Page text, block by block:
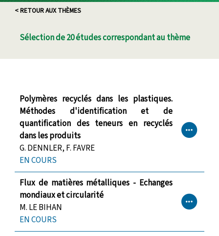
< RETOUR AUX THÈMES
Sélection de 20 études correspondant au thème
Polymères recyclés dans les plastiques.
Méthodes d'identification et de
quantification des teneurs en recyclés
dans les produits
G. DENNLER, F. FAVRE
EN COURS
Flux de matières métalliques - Echanges
mondiaux et circularité
M. LE BIHAN
EN COURS